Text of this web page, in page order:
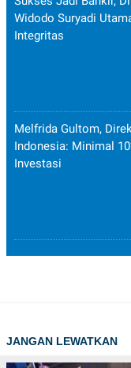
Widodo Suryadi
Integritas
Melfrida Gultom,
Indonesia: Minimal
Investasi
JANGAN LEWATKAN